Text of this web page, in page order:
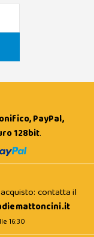
PayPal,
128bit.
contatta il
16:30